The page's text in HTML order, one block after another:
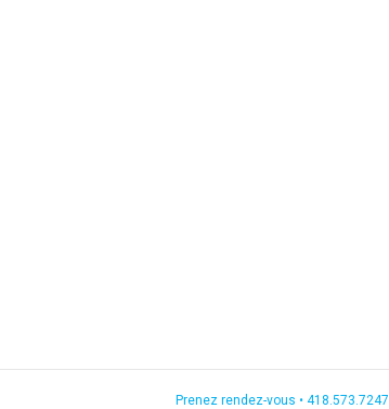
Prenez rendez-vous • 418.573.7247